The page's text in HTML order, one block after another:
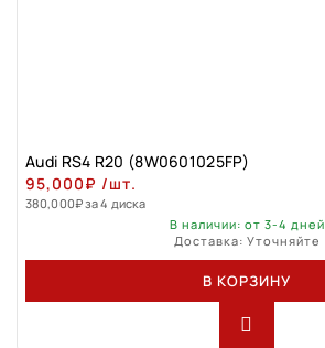
Audi RS4 R20 (8W0601025FP)
95,000₽ /шт.
380,000₽за 4 диска
В наличии: от 3-4 дней
Доставка: Уточняйте
В КОРЗИНУ